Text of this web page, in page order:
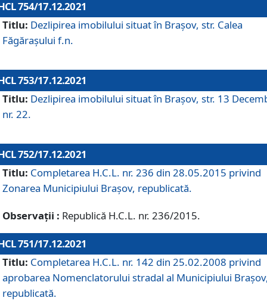
754/17.12.2021
Titlu: Dezlipirea imobilului situat în Brașov, str. Calea
Făgărașului f.n.
753/17.12.2021
Titlu: Dezlipirea imobilului situat în Brașov, str. 13
nr. 22.
752/17.12.2021
Titlu: Completarea H.C.L. nr. 236 din 28.05.2015 privind
Zonarea Municipiului Braşov, republicată.
Observații : Republică H.C.L. nr. 236/2015.
751/17.12.2021
Titlu: Completarea H.C.L. nr. 142 din 25.02.2008 privind
aprobarea Nomenclatorului stradal al Municipiului
republicată.